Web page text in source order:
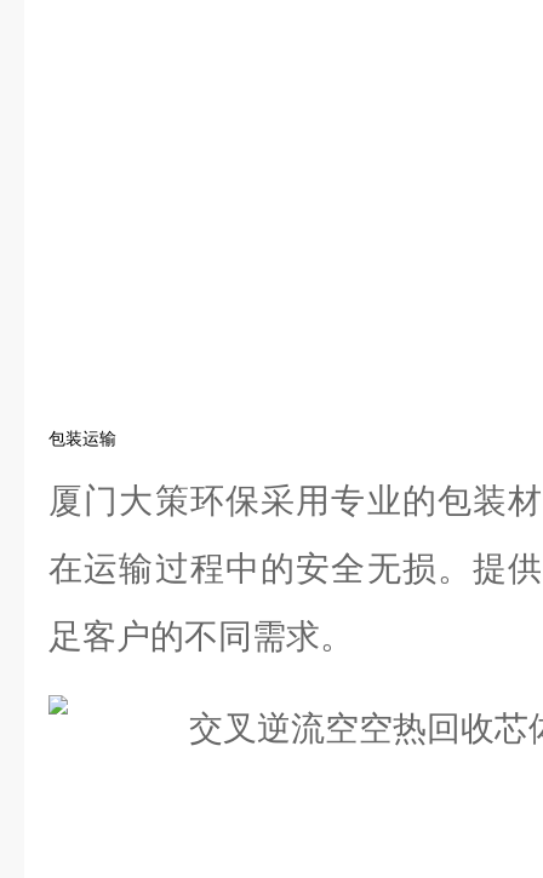
包装运输
厦门大策环保采用专业的包装
在运输过程中的安全无损。提
足客户的不同需求。